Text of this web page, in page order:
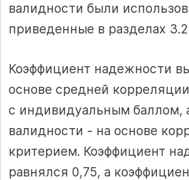
валидности были
приведенные в разделах
Коэффициент надежности
основе средней
с индивидуальным баллом,
валидности - на основе
критерием. Коэффициент
равнялся 0,75, а